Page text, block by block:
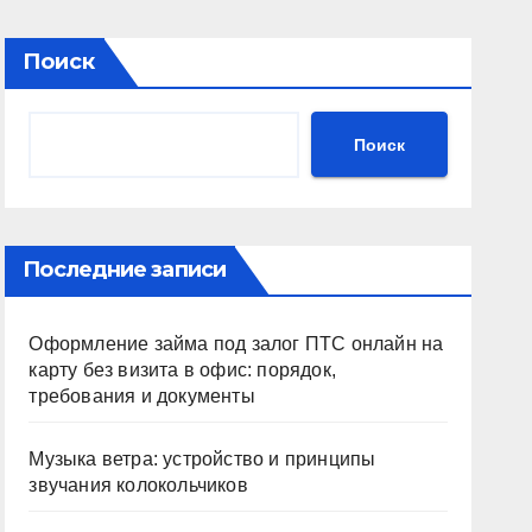
Поиск
Поиск
Последние записи
Оформление займа под залог ПТС онлайн на
карту без визита в офис: порядок,
требования и документы
Музыка ветра: устройство и принципы
звучания колокольчиков